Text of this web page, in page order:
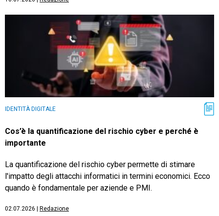
IDENTITÀ DIGITALE
Cos’è la quantificazione del rischio cyber e perché è
importante
La quantificazione del rischio cyber permette di stimare
l'impatto degli attacchi informatici in termini economici. Ecco
quando è fondamentale per aziende e PMI.
02.07.2026 Redazione